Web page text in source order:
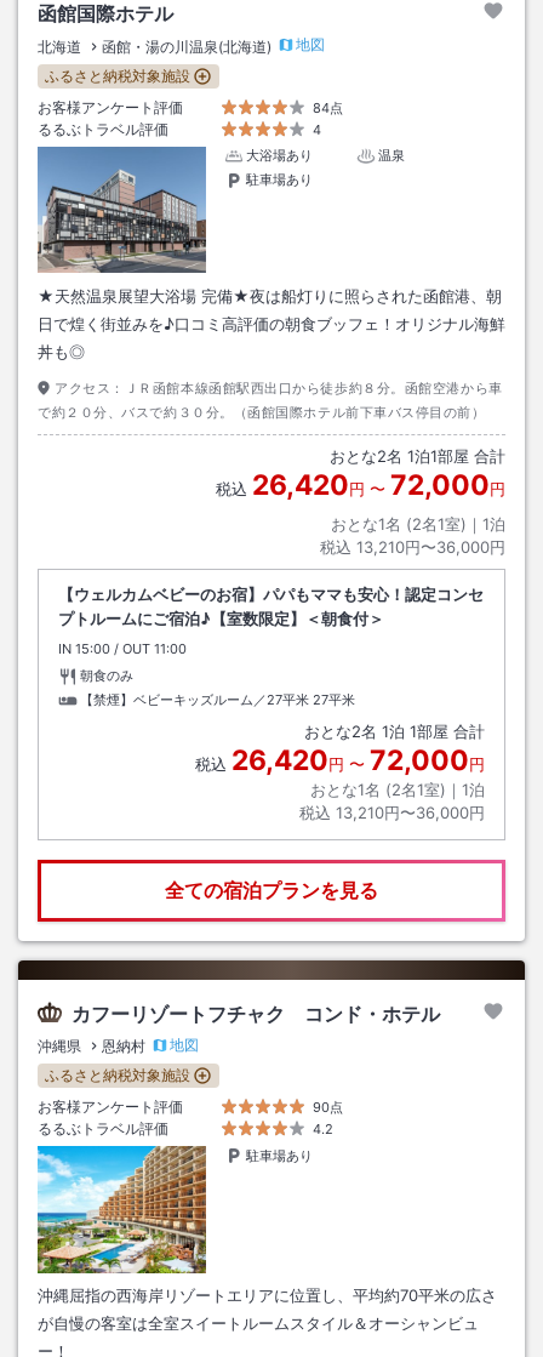
函館国際ホテル
北海道 函館・湯の川温泉(北海道)
地図
ふるさと納税対象施設
お客様アンケート評価
84点
るるぶトラベル評価
4
大浴場あり
温泉
駐車場あり
★天然温泉展望大浴場 完備★夜は船灯りに照らされた函館港、朝
日で煌く街並みを♪口コミ高評価の朝食ブッフェ！オリジナル海鮮
丼も◎
アクセス：
ＪＲ函館本線函館駅西出口から徒歩約８分。函館空港から車
で約２０分、バスで約３０分。（函館国際ホテル前下車バス停目の前）
おとな2名 1泊1部屋 合計
税込 26,420円 〜 72,000円
おとな1名 (2名1室)｜ 1泊
税込 13,210円〜36,000円
【ウェルカムベビーのお宿】パパもママも安心！認定コンセ
プトルームにご宿泊♪【室数限定】＜朝食付＞
IN チェックイン
15:00 / OUT チェックアウト
11:00
朝食のみ
【禁煙】ベビーキッズルーム／27平米 27平米
おとな2名 1泊 1部屋 合計
税込 26,420円 〜 72,000円
おとな1名 (2名1室)｜ 1泊
税込 13,210円〜36,000円
全ての宿泊プランを見る
カフーリゾートフチャク コンド・ホテル
沖縄県 恩納村
地図
ふるさと納税対象施設
お客様アンケート評価
90点
るるぶトラベル評価
4.2
駐車場あり
沖縄屈指の西海岸リゾートエリアに位置し、平均約70平米の広さ
が自慢の客室は全室スイートルームスタイル＆オーシャンビュ
ー！